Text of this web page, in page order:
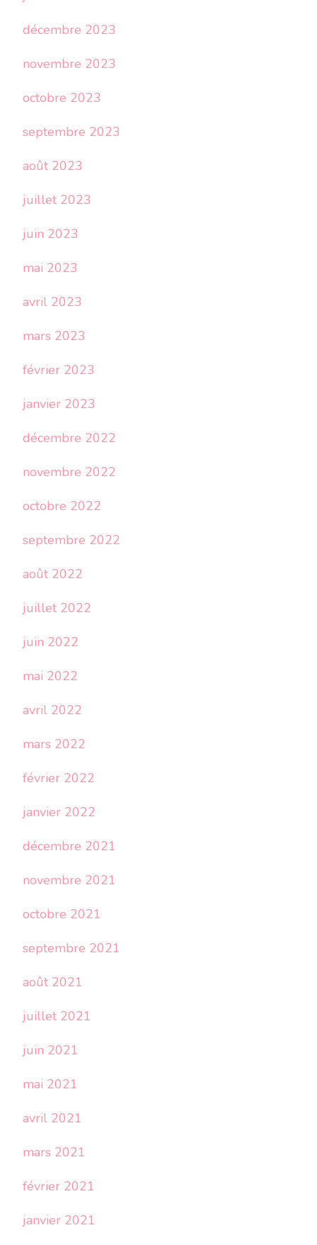
décembre 2023
novembre 2023
octobre 2023
septembre 2023
août 2023
juillet 2023
juin 2023
mai 2023
avril 2023
mars 2023
février 2023
janvier 2023
décembre 2022
novembre 2022
octobre 2022
septembre 2022
août 2022
juillet 2022
juin 2022
mai 2022
avril 2022
mars 2022
février 2022
janvier 2022
décembre 2021
novembre 2021
octobre 2021
septembre 2021
août 2021
juillet 2021
juin 2021
mai 2021
avril 2021
mars 2021
février 2021
janvier 2021